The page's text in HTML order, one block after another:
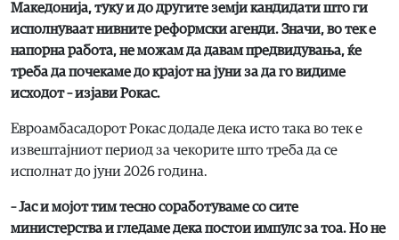
Македонија, туку и до другите земји кандидати што ги
исполнуваат нивните реформски агенди. Значи, во тек е
напорна работа, не можам да давам предвидувања, ќе
треба да почекаме до крајот на јуни за да го видиме
исходот – изјави Рокас.
Евроамбасадорот Рокас додаде дека исто така во тек е
извештајниот период за чекорите што треба да се
исполнат до јуни 2026 година.
– Јас и мојот тим тесно соработуваме со сите
министерства и гледаме дека постои импулс за тоа. Но не